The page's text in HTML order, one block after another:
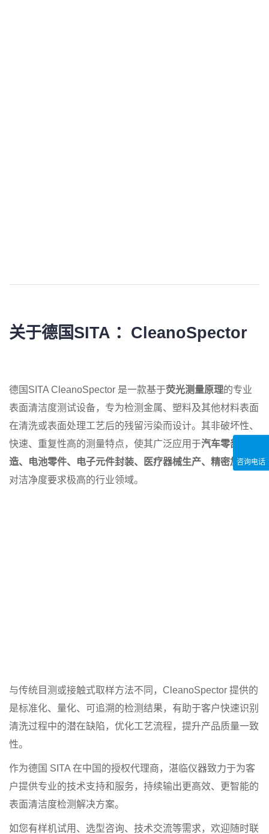
关于德国SITA ： CleanoSpector
德国SITA CleanoSpector 是一款基于荧光测量原理的专业
表面清洁度测试设备，专为检测金属、塑料及其他材料表面
在清洗或表面处理工艺后的残留污染而设计。其非破坏性、
快速、重复性高的测量特点，使其广泛应用于汽车零部件制
造、电池零件、电子元件封装、医疗器械生产、精密加工等
对洁净度要求极高的行业领域。
与传统目测或接触式取样方法不同，CleanoSpector 提供的
是标准化、量化、可追溯的检测结果，有助于客户快速识别
清洗过程中的潜在缺陷，优化工艺流程，提升产品质量一致
性。
作为德国 SITA 在中国的授权代理商，湛临仪器致力于为客
户提供专业的技术支持和服务，持续输出更高效、更智能的
表面清洁度检测解决方案。
如您有样机试用、选型咨询、技术交流等需求，欢迎随时联
咨询电话